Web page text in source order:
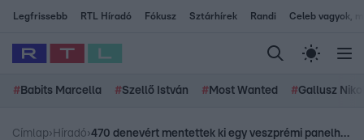
Legfrissebb RTL Híradó Fókusz Sztárhírek Randi Celeb vagyok,
# Babits Marcella #Szellő István # Most Wanted #Gallusz
Címlap› Híradó› 470 denevért mentettek ki egy veszprémi panelház folyosójáról